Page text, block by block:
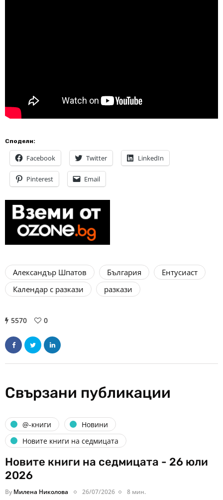
Сподели:
Facebook Twitter LinkedIn
Pinterest Email
Александър Шпатов България
Ентусиаст
Календар с разкази
разкази
5570 0
Свързани публикации
@-книги
Новини
Новите книги на седмицата
Новите книги на седмицата - 26 юли
2026
By Милена Николова 26/07/2026 8 мин.